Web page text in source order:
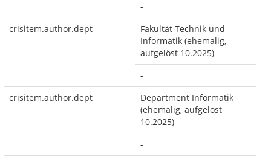
-
crisitem.author.dept
Fakultät Technik und
Informatik (ehemalig,
aufgelöst 10.2025)
-
crisitem.author.dept
Department Informatik
(ehemalig, aufgelöst
10.2025)
-